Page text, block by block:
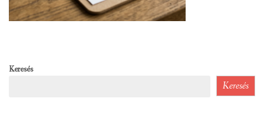
Keresés
Keresés